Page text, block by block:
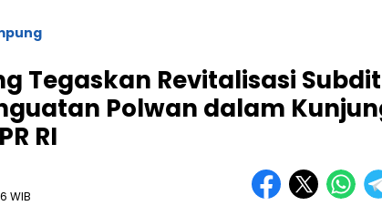
Tegaskan Revitalisasi Subdit
Polwan dalam
RI
WIB